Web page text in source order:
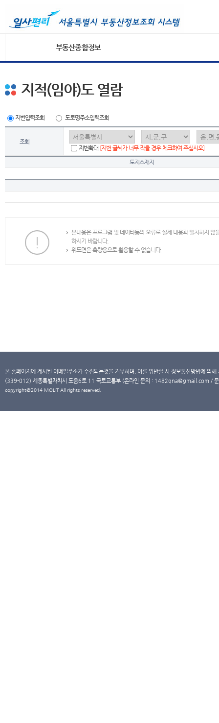
부동산종합정보
지적(임야)도 열람
지번입력조회 도로명주소입력조회
조회
지번확대 [지번 글씨가 너무 작을 경우 체크하여 주십시오]
토지소재지
본내용은 프로그램 및 데이타등의 오류로 실제 내용과 일치하지
하시기 바랍니다.
위도면은 측량용으로 활용할 수 없습니다.
본 홈페이지에 게시된 이메일주소가 수집되는것을 거부하며, 이를 위반할 시 정보통신망법에 의
(339-012) 세종특별자치시 도움6로 11 국토교통부 (온라인 문의 : 1482qna@gmail.com /
copyright@2014 MOLIT All rights reserved.